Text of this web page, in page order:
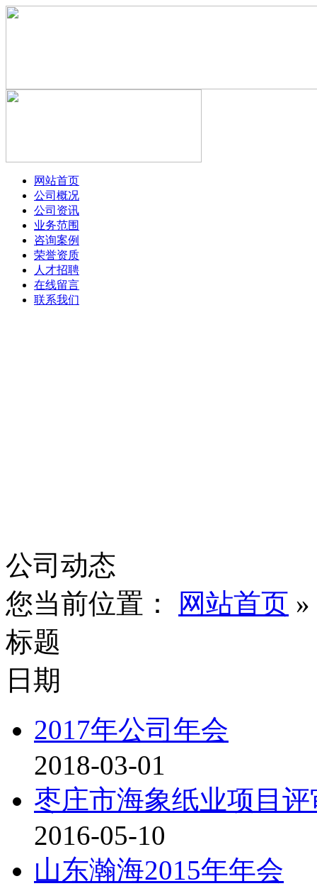
网站首页
公司概况
公司资讯
业务范围
咨询案例
荣誉资质
人才招聘
在线留言
联系我们
公司动态
您当前位置：
网站首页 »
标题
日期
2017年公司年会
2018-03-01
枣庄市海象纸业项目评
2016-05-10
山东瀚海2015年年会